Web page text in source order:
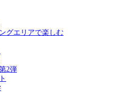
グエリアで楽しむ
2弾